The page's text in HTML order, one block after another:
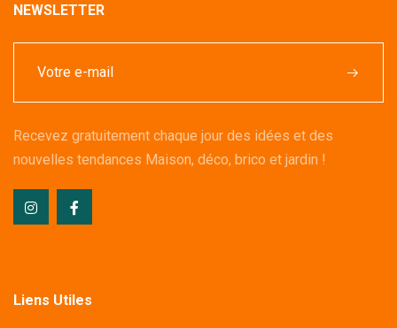
NEWSLETTER
Recevez gratuitement chaque jour des idées et des
nouvelles tendances Maison, déco, brico et jardin !
Liens Utiles